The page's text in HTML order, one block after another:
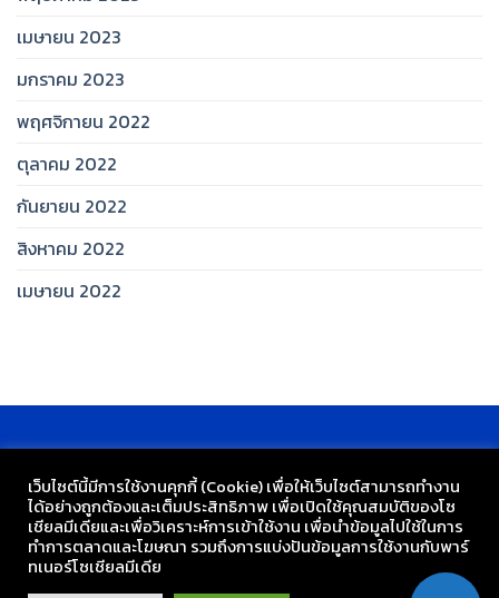
เมษายน 2023
มกราคม 2023
พฤศจิกายน 2022
ตุลาคม 2022
กันยายน 2022
สิงหาคม 2022
เมษายน 2022
เว็บไซต์นี้มีการใช้งานคุกกี้ (Cookie) เพื่อให้เว็บไซต์สามารถทำงาน
ได้อย่างถูกต้องและเต็มประสิทธิภาพ​ เพื่อเปิดใช้คุณสมบัติของโซ
เชียล​มีเดียและเพื่อวิเคราะห์การเข้าใช้งาน เพื่อนำข้อมูลไปใช้ในการ
ทำการตลาดและโฆษณา​ รวมถึงการแบ่งปันข้อมูลการใช้งานกับพาร์
ทเนอร์​โซเชียล​มีเดีย